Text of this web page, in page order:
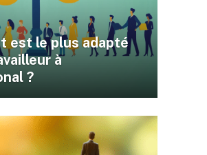
est le plus adapté
à
?